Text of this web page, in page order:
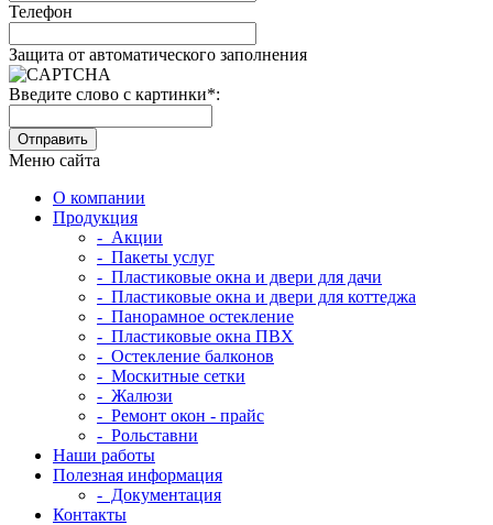
Телефон
Защита от автоматического заполнения
Введите слово с картинки*:
Меню сайта
О компании
Продукция
- Акции
- Пакеты услуг
- Пластиковые окна и двери для дачи
- Пластиковые окна и двери для коттеджа
- Панорамное остекление
- Пластиковые окна ПВХ
- Остекление балконов
- Москитные сетки
- Жалюзи
- Ремонт окон - прайс
- Рольставни
Наши работы
Полезная информация
- Документация
Контакты